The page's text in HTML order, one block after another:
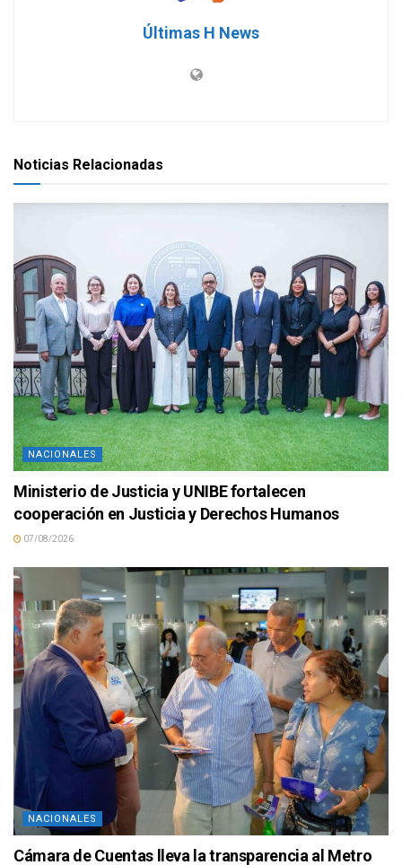
Últimas H News
Noticias Relacionadas
NACIONALES
Ministerio de Justicia y UNIBE fortalecen
cooperación en Justicia y Derechos Humanos
07/08/2026
NACIONALES
Cámara de Cuentas lleva la transparencia al Metro